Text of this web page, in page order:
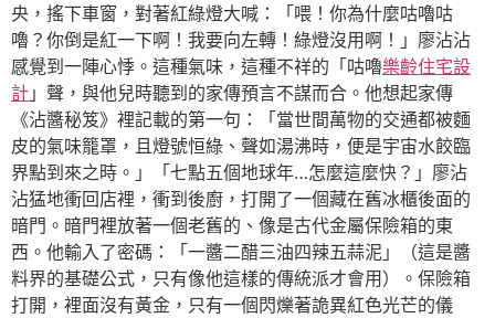
央，搖下車窗，對著紅綠燈大喊：「喂！你為什麼咕嚕咕
嚕？你倒是紅一下啊！我要向左轉！綠燈沒用啊！」廖沾沾
感覺到一陣心悸。這種氣味，這種不祥的「咕嚕樂齡住宅設
計 」聲，與他兒時聽到的家傳預言不謀而合。他想起家傳
《沾醬秘笈》裡記載的第一句：「當世間萬物的交通都被麵
皮的氣味籠罩，且燈號恒綠、聲如湯沸時，便是宇宙水餃臨
界點到來之時。」「七點五個地球年…怎麼這麼快？」廖沾
沾猛地衝回店裡，衝到後廚，打開了一個藏在舊冰櫃後面的
暗門。暗門裡放著一個老舊的、像是古代金屬保險箱的東
西。他輸入了密碼：「一醬二醋三油四辣五蒜泥」（這是醬
料界的基礎公式，只有像他這樣的傳統派才會用）。保險箱
打開，裡面沒有黃金，只有一個閃爍著詭異紅色光芒的儀